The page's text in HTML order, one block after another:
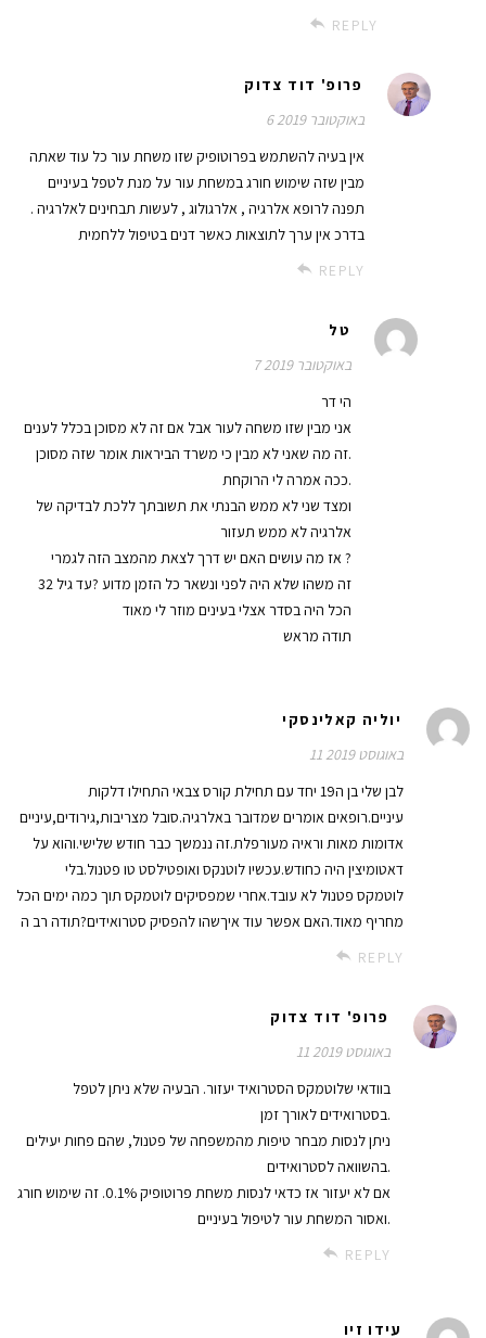
REPLY
פרופ' דוד צדוק
6 באוקטובר 2019
אין בעיה להשתמש בפרוטופיק שזו משחת עור כל עוד שאתה
מבין שזה שימוש חורג במשחת עור על מנת לטפל בעיניים
תפנה לרופא אלרגיה , אלרגולוג , לעשות תבחינים לאלרגיה .
בדרכ אין ערך לתוצאות כאשר דנים בטיפול ללחמית
REPLY
טל
7 באוקטובר 2019
הי דר
אני מבין שזו משחה לעור אבל אם זה לא מסוכן בכלל לענים
זה מה שאני לא מבין כי משרד הביראות אומר שזה מסוכן.
ככה אמרה לי הרוקחת.
ומצד שני לא ממש הבנתי את תשובתך ללכת לבדיקה של
אלרגיה לא ממש תעזור
אז מה עושים האם יש דרך לצאת מהמצב הזה לגמרי ?
זה משהו שלא היה לפני ונשאר כל הזמן מדוע ?עד גיל 32
הכל היה בסדר אצלי בעינים מוזר לי מאוד
תודה מראש
יוליה קאלינסקי
11 באוגוסט 2019
לבן שלי בן ה19 יחד עם תחילת קורס צבאי התחילו דלקות
עיניים.רופאים אומרים שמדובר באלרגיה.סובל מצריבות,גירודים,עיניים
אדומות מאות וראיה מעורפלת.זה ננמשך כבר חודש שלישי.והוא על
דאטומיצין היה כחודש.עכשיו לוטנקס ואופטילסט טו פטנול.בלי
לוטמקס פטנול לא עובד.אחרי שמפסיקים לוטמקס תוך כמה ימים הכל
מחריף מאוד.האם אפשר עוד איךשהו להפסיק סטרואידים?תודה רב ה
REPLY
פרופ' דוד צדוק
11 באוגוסט 2019
בוודאי שלוטמקס הסטרואיד יעזור. הבעיה שלא ניתן לטפל
בסטרואידים לאורך זמן.
ניתן לנסות מבחר טיפות מהמשפחה של פטנול, שהם פחות יעילים
בהשוואה לסטרואידים.
אם לא יעזור אז כדאי לנסות משחת פרוטופיק 0.1%. זה שימוש חורג
ואסור המשחת עור לטיפול בעיניים.
REPLY
עידו זיו